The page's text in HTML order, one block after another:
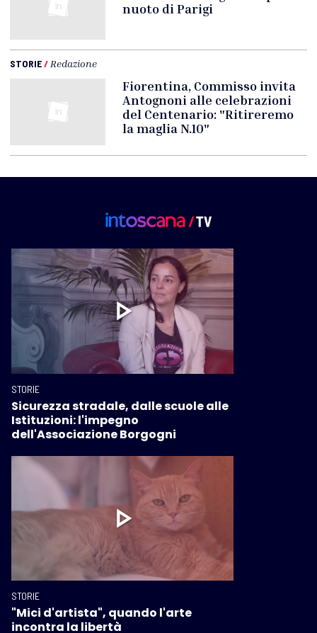
nuoto di Parigi
STORIE/ Redazione
Fiorentina, Commisso invita
Antognoni alle celebrazioni
del Centenario: "Ritireremo
la maglia N.10"
STORIE
Sicurezza stradale, dalle scuole alle
Istituzioni: l'impegno
dell'Associazione Borgogni
STORIE
"Mici d'artista", quando l'arte
incontra la libertà